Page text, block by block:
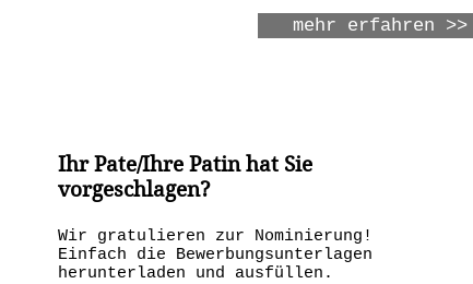
mehr erfahren >>
Ihr Pate/Ihre Patin hat Sie
vorgeschlagen?
Wir gratulieren zur Nominierung!
Einfach die Bewerbungsunterlagen
herunterladen und ausfüllen.